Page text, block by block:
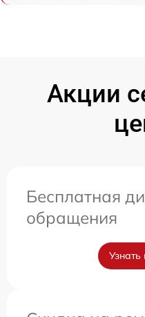
Акции
Бесплатная
обращения
Узнать